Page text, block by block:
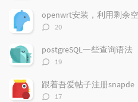
数：
openwrt安装，利用剩余
评
数：
20
postgreSQL一些查询语法
评
数：
19
跟着吾爱帖子注册snapde
评
17